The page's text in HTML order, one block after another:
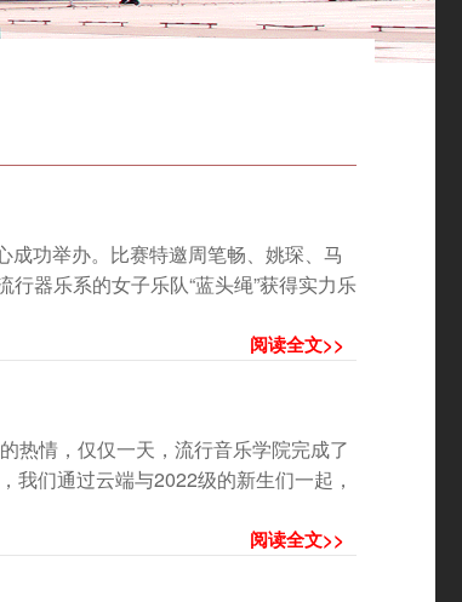
功举办。比赛特邀周笔畅、姚琛、马
器乐系的女子乐队“蓝头绳”获得实力乐
阅读全文>>
热情，仅仅一天，流行音乐学院完成了
我们通过云端与2022级的新生们一起，
阅读全文>>